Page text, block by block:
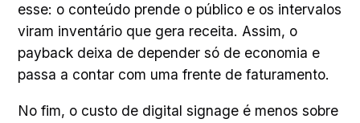
esse: o conteúdo prende o público e os intervalos
viram inventário que gera receita. Assim, o
payback deixa de depender só de economia e
passa a contar com uma frente de faturamento.
No fim, o custo de digital signage é menos sobre